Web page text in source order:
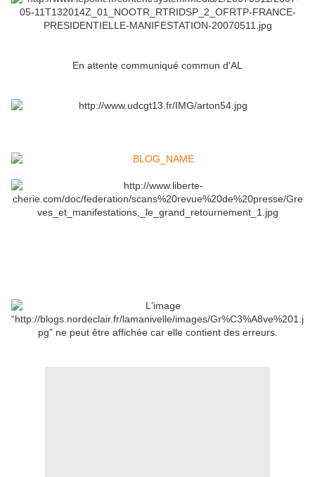
En attente communiqué commun d'AL